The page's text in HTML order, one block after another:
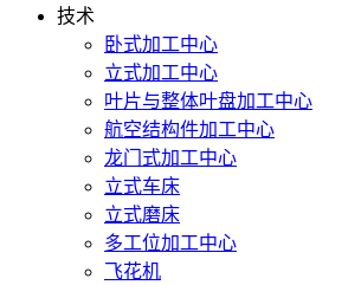
技术
卧式加工中心
立式加工中心
叶片与整体叶盘加工中心
航空结构件加工中心
龙门式加工中心
立式车床
立式磨床
多工位加工中心
飞花机